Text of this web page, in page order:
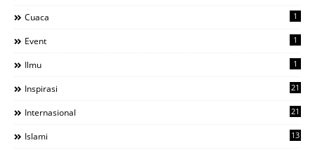
Cuaca 1
Event 1
Ilmu 1
Inspirasi 21
Internasional 21
Islami 13